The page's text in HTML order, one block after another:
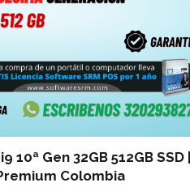
10ª Gen 32GB 512GB SSD |
Colombia